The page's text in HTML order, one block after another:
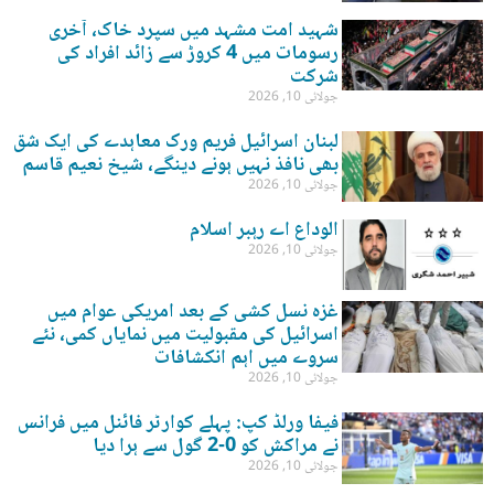
شہید امت مشہد میں سپرد خاک، آخری
رسومات میں 4 کروڑ سے زائد افراد کی
شرکت
جولائی 10, 2026
لبنان اسرائیل فریم ورک معاہدے کی ایک شق
بھی نافذ نہیں ہونے دینگے، شیخ نعیم قاسم
جولائی 10, 2026
الوداع اے رہبر اسلام
جولائی 10, 2026
غزہ نسل کشی کے بعد امریکی عوام میں
اسرائیل کی مقبولیت میں نمایاں کمی، نئے
سروے میں اہم انکشافات
جولائی 10, 2026
فیفا ورلڈ کپ: پہلے کوارٹر فائنل میں فرانس
نے مراکش کو 0-2 گول سے ہرا دیا
جولائی 10, 2026